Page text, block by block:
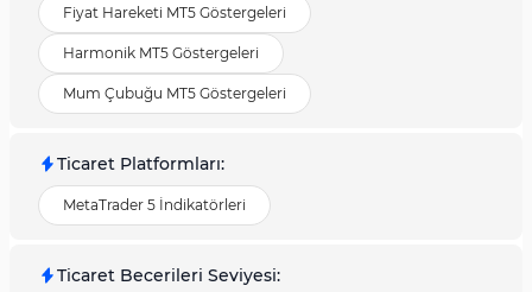
Fiyat Hareketi MT5 Göstergeleri
Harmonik MT5 Göstergeleri
Mum Çubuğu MT5 Göstergeleri
Ticaret Platformları:
MetaTrader 5 İndikatörleri
Ticaret Becerileri Seviyesi: